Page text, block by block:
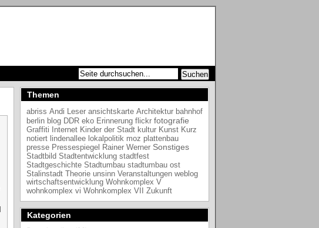
Themen
abriss Andi Leser ansichtskarte Architektur bahnhof
berlin blog DDR eko Erinnerung flickr fotografie
Graffiti Internet Kinder der Stadt kultur Kunst Kurz
notiert lindenallee lokalpolitik moz plattenbau
presse Pressespiegel Rainer Werner Sonstiges
Stadtbild Stadtentwicklung stadtfest
Stadtgeschichte Stadtumbau stadtumbau ost
Stalinstadt Theorie unsinn Veranstaltungen weblog
wirtschaftsentwicklung Wohnkomplex V
wohnkomplex vi Wohnkomplex VII Zukunft
Kategorien